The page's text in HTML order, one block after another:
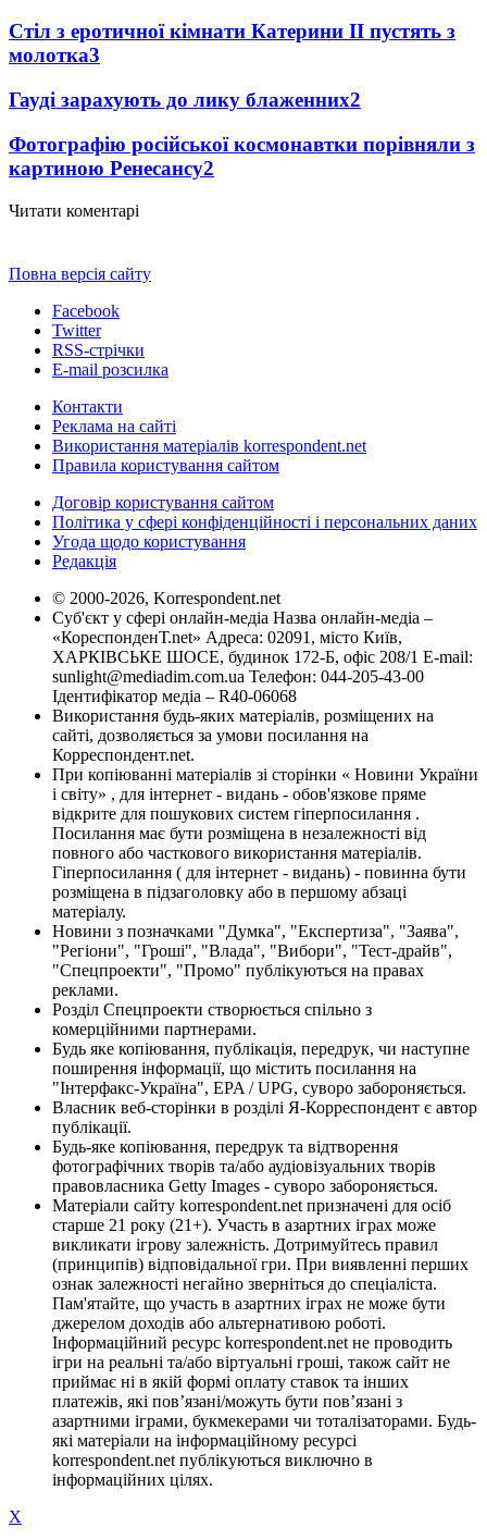
Стіл з еротичної кімнати Катерини II пустять з
молотка3
Гауді зарахують до лику блаженних2
Фотографію російської космонавтки порівняли з
картиною Ренесансу2
Читати коментарі
Повна версія сайту
Facebook
Twitter
RSS-стрічки
E-mail розсилка
Контакти
Реклама на сайті
Використання матеріалів korrespondent.net
Правила користування сайтом
Договір користування сайтом
Політика у сфері конфіденційності і персональних даних
Угода щодо користування
Редакція
© 2000-2026, Korrespondent.net
Суб'єкт у сфері онлайн-медіа Назва онлайн-медіа –
«КореспонденТ.net» Адреса: 02091, місто Київ,
ХАРКІВСЬКЕ ШОСЕ, будинок 172-Б, офіс 208/1 E-mail:
sunlight@mediadim.com.ua Телефон: 044-205-43-00
Ідентифікатор медіа – R40-06068
Використання будь-яких матеріалів, розміщених на
сайті, дозволяється за умови посилання на
Корреспондент.net.
При копіюванні матеріалів зі сторінки « Новини України
і світу» , для інтернет - видань - обов'язкове пряме
відкрите для пошукових систем гіперпосилання .
Посилання має бути розміщена в незалежності від
повного або часткового використання матеріалів.
Гіперпосилання ( для інтернет - видань) - повинна бути
розміщена в підзаголовку або в першому абзаці
матеріалу.
Новини з позначками "Думка", "Експертиза", "Заява",
"Регіони", "Гроші", "Влада", "Вибори", "Тест-драйв",
"Спецпроекти", "Промо" публікуються на правах
реклами.
Розділ Спецпроекти створюється спільно з
комерційними партнерами.
Будь яке копіювання, публікація, передрук, чи наступне
поширення інформації, що містить посилання на
"Інтерфакс-Україна", EPA / UPG, суворо забороняється.
Власник веб-сторінки в розділі Я-Корреспондент є автор
публікації.
Будь-яке копіювання, передрук та відтворення
фотографічних творів та/або аудіовізуальних творів
правовласника Getty Images - суворо забороняється.
Матеріали сайту korrespondent.net призначені для осіб
старше 21 року (21+). Участь в азартних іграх може
викликати ігрову залежність. Дотримуйтесь правил
(принципів) відповідальної гри. При виявленні перших
ознак залежності негайно зверніться до спеціаліста.
Пам'ятайте, що участь в азартних іграх не може бути
джерелом доходів або альтернативою роботі.
Інформаційний ресурс korrespondent.net не проводить
ігри на реальні та/або віртуальні гроші, також сайт не
приймає ні в якій формі оплату ставок та інших
платежів, які пов’язані/можуть бути пов’язані з
азартними іграми, букмекерами чи тоталізаторами. Будь-
які матеріали на інформаційному ресурсі
korrespondent.net публікуються виключно в
інформаційних цілях.
X